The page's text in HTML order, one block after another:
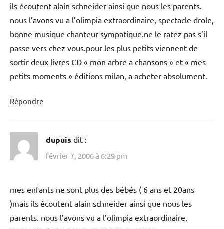
ils écoutent alain schneider ainsi que nous les parents.
nous l’avons vu a l’olimpia extraordinaire, spectacle drole,
bonne musique chanteur sympatique.ne le ratez pas s’il
passe vers chez vous.pour les plus petits viennent de
sortir deux livres CD « mon arbre a chansons » et « mes
petits moments » éditions milan, a acheter absolument.
Répondre
dupuis dit :
février 7, 2006 à 6:29 pm
mes enfants ne sont plus des bébés ( 6 ans et 20ans
)mais ils écoutent alain schneider ainsi que nous les
parents. nous l’avons vu a l’olimpia extraordinaire,